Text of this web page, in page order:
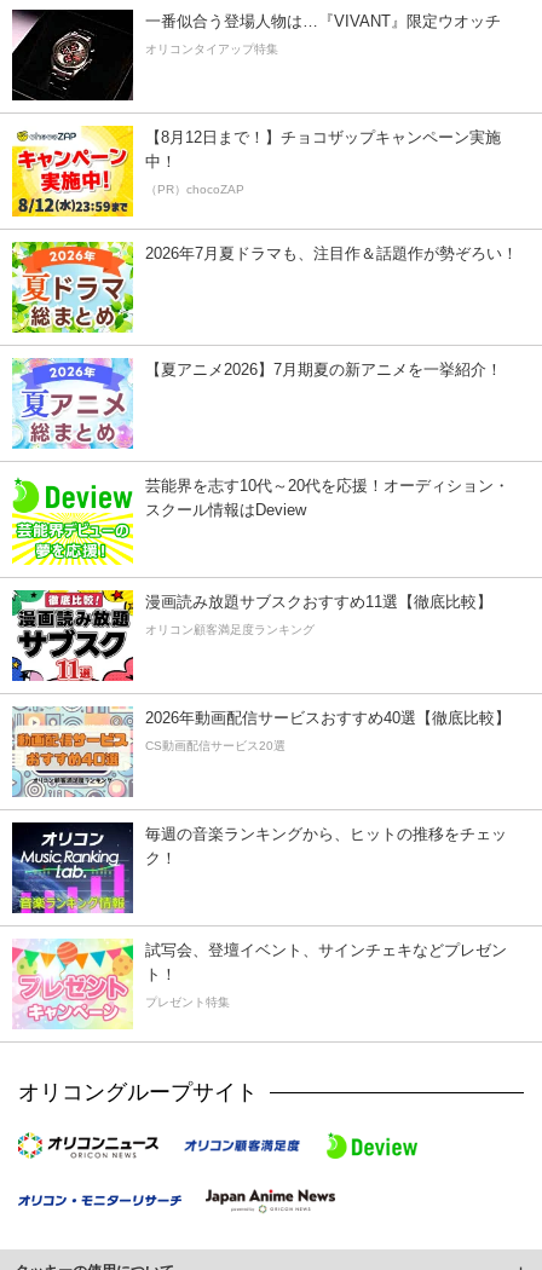
一番似合う登場人物は…『VIVANT』限定ウオッチ
オリコンタイアップ特集
【8月12日まで！】チョコザップキャンペーン実施
中！
（PR）chocoZAP
2026年7月夏ドラマも、注目作＆話題作が勢ぞろい！
【夏アニメ2026】7月期夏の新アニメを一挙紹介！
芸能界を志す10代～20代を応援！オーディション・
スクール情報はDeview
漫画読み放題サブスクおすすめ11選【徹底比較】
オリコン顧客満足度ランキング
2026年動画配信サービスおすすめ40選【徹底比較】
CS動画配信サービス20選
毎週の音楽ランキングから、ヒットの推移をチェッ
ク！
試写会、登壇イベント、サインチェキなどプレゼン
ト！
プレゼント特集
オリコングループサイト